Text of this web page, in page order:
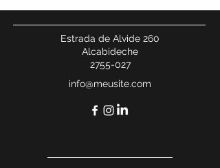
PUSH – somente
cromado
Estrada de Alvide 260
Alcabideche
2755-027
info@meusite.com